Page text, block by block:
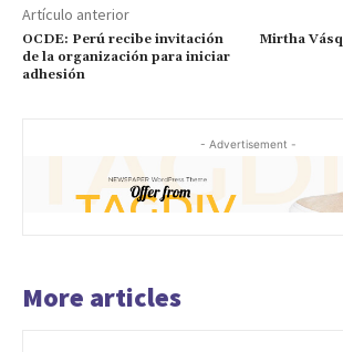
Artículo anterior
OCDE: Perú recibe invitación
de la organización para iniciar
adhesión
Mirtha
- Advertisement -
More articles